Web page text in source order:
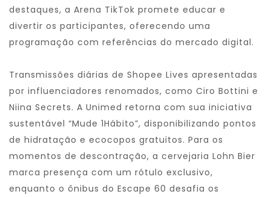
destaques, a Arena TikTok promete educar e
divertir os participantes, oferecendo uma
programação com referências do mercado digital.
Transmissões diárias de Shopee Lives apresentadas
por influenciadores renomados, como Ciro Bottini e
Niina Secrets. A Unimed retorna com sua iniciativa
sustentável “Mude 1Hábito”, disponibilizando pontos
de hidratação e ecocopos gratuitos. Para os
momentos de descontração, a cervejaria Lohn Bier
marca presença com um rótulo exclusivo,
enquanto o ônibus do Escape 60 desafia os